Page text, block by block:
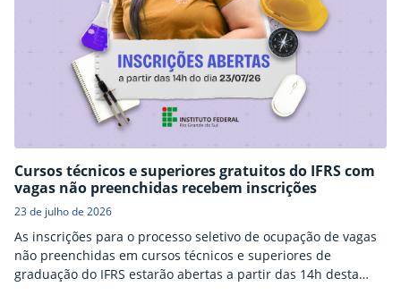
Cursos técnicos e superiores gratuitos do IFRS com
vagas não preenchidas recebem inscrições
23 de julho de 2026
As inscrições para o processo seletivo de ocupação de vagas
não preenchidas em cursos técnicos e superiores de
graduação do IFRS estarão abertas a partir das 14h desta